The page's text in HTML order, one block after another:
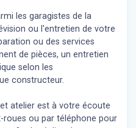
les garagistes de la
ou l'entretien de votre
ou des services
de pièces, un entretien
selon les
constructeur.
atelier est à votre écoute
roues ou par téléphone pour